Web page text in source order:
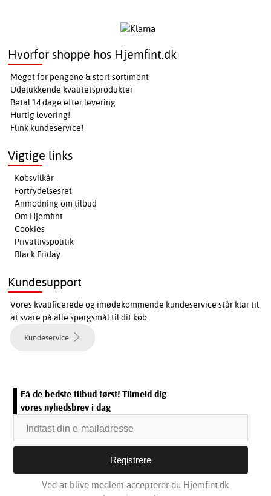
Hvorfor shoppe hos Hjemfint.dk
Meget for pengene & stort sortiment
Udelukkende kvalitetsprodukter
Betal 14 dage efter levering
Hurtig levering!
Flink kundeservice!
Vigtige links
Købsvilkår
Fortrydelsesret
Anmodning om tilbud
Om Hjemfint
Cookies
Privatlivspolitik
Black Friday
Kundesupport
Vores kvalificerede og imødekommende kundeservice står klar til
at svare på alle spørgsmål til dit køb.
Kundeservice
Få de bedste tilbud først! Tilmeld dig
vores nyhedsbrev i dag
Ved at blive medlem accepterer du Hjemfint.dk